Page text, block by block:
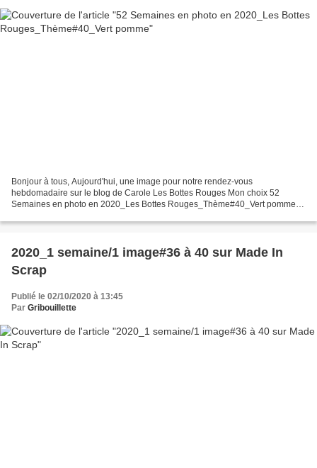
Bonjour à tous, Aujourd'hui, une image pour notre rendez-vous
hebdomadaire sur le blog de Carole Les Bottes Rouges Mon choix 52
Semaines en photo en 2020_Les Bottes Rouges_Thème#40_Vert pomme
2020_1 semaine/1 image#36 à 40 sur Made In
Scrap
Publié le 02/10/2020 à 13:45
Par Gribouillette